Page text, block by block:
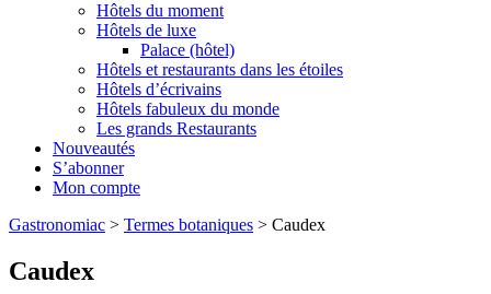
Hôtels du moment
Hôtels de luxe
Palace (hôtel)
Hôtels et restaurants dans les étoiles
Hôtels d’écrivains
Hôtels fabuleux du monde
Les grands Restaurants
Nouveautés
S’abonner
Mon compte
Gastronomiac > Termes botaniques > Caudex
Caudex